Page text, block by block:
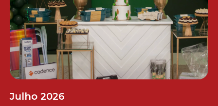
Julho 2026